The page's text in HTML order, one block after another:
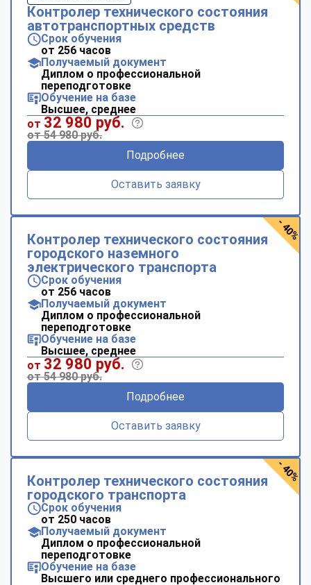
Контролер технического состояния
автотранспортных средств
Срок обучения
от 256 часов
Получаемый документ
Диплом о профессиональной
переподготовке
Обучение на базе
Высшее, среднее
от 32 980 руб.
от 54 980 руб.
Подробнее
Оставить заявку
Контролер технического состояния
городского наземного
электрического транспорта
Срок обучения
от 256 часов
Получаемый документ
Диплом о профессиональной
переподготовке
Обучение на базе
Высшее, среднее
от 32 980 руб.
от 54 980 руб.
Подробнее
Оставить заявку
- 40%
Контролер технического состояния
городского транспорта
Срок обучения
от 250 часов
Получаемый документ
Диплом о профессиональной
переподготовке
Обучение на базе
Высшего или среднего профессионального
- 40%